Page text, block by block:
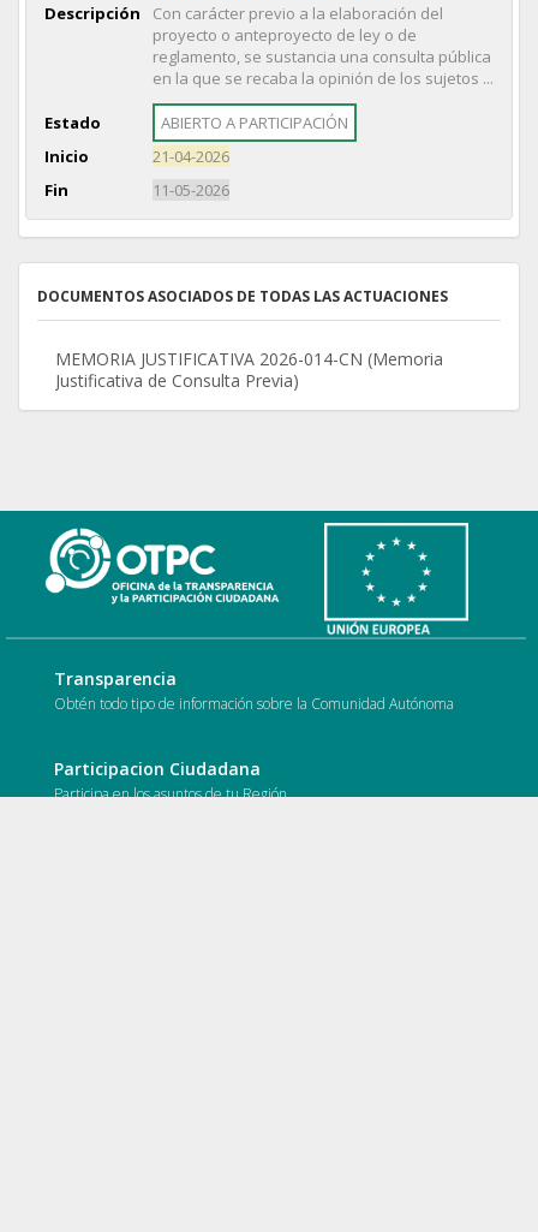
Descripción
Con carácter previo a la elaboración del
proyecto o anteproyecto de ley o de
reglamento, se sustancia una consulta pública
en la que se recaba la opinión de los sujetos ...
Estado
ABIERTO A PARTICIPACIÓN
Inicio
21-04-2026
Fin
11-05-2026
DOCUMENTOS ASOCIADOS DE TODAS LAS ACTUACIONES
MEMORIA JUSTIFICATIVA 2026-014-CN (Memoria
Justificativa de Consulta Previa)
Transparencia
Obtén todo tipo de información sobre la Comunidad Autónoma
Participacion Ciudadana
Participa en los asuntos de tu Región